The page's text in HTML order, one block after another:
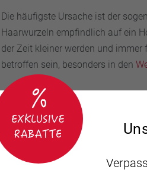
Die häufigste Ursache ist der
Haarwurzeln empfindlich auf ein
der Zeit kleiner werden und immer
betroffen sein, besonders in den
Daneben gibt es noch den
dünner, ohne dass sich
Umstellungen, eine
sein.